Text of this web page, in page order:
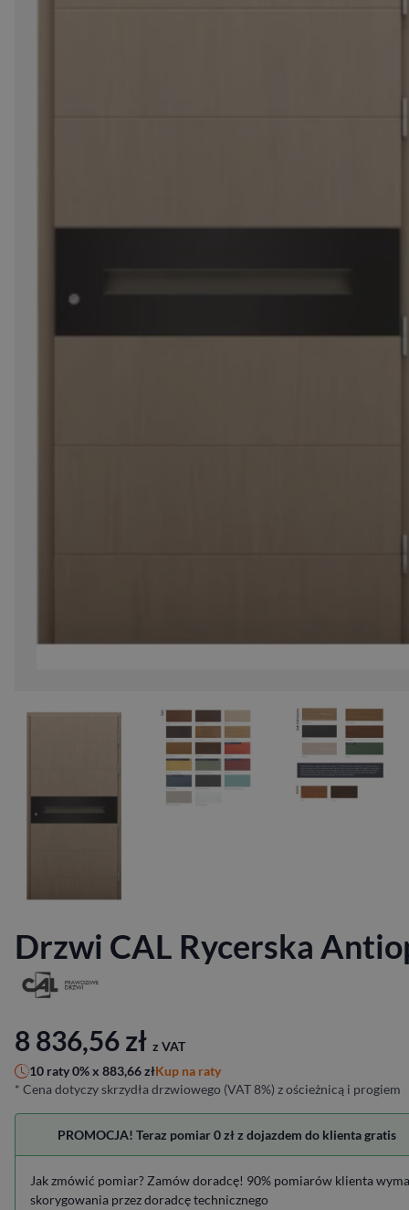
Drzwi CAL Rycerska
8 836,56zł z VAT
10 raty 0% x 883,66złKup na raty
* Cena dotyczy skrzydła drzwiowego (VAT 8%) z ościeżnicą i progiem
PROMOCJA! Teraz pomiar 0 zł z dojazdem do klienta gratis
Jak zmówić pomiar? Zamów doradcę! 90% pomiarów klienta
skorygowania przez doradcę technicznego